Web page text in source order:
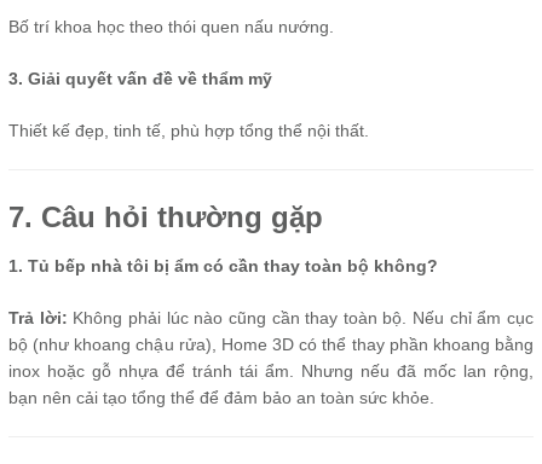
Bố trí khoa học theo thói quen nấu nướng.
3. Giải quyết vấn đề về thẩm mỹ
Thiết kế đẹp, tinh tế, phù hợp tổng thể nội thất.
7. Câu hỏi thường gặp
1. Tủ bếp nhà tôi bị ẩm có cần thay toàn bộ không?
Trả lời: Không phải lúc nào cũng cần thay toàn bộ. Nếu chỉ ẩm cục
bộ (như khoang chậu rửa), Home 3D có thể thay phần khoang bằng
inox hoặc gỗ nhựa để tránh tái ẩm. Nhưng nếu đã mốc lan rộng,
bạn nên cải tạo tổng thể để đảm bảo an toàn sức khỏe.